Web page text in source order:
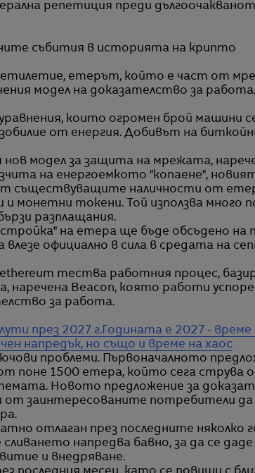
репетиция преди
събития в историята на крипто
етерът, който е част от
модел на доказателство за работа.
които огромен брой машини
от енергия. Добивът на
нов модел за защита на мрежата,
на енергоемкото "копаене",
съществуващите наличности от
монетни токени. Той използва много
разплащания.
на етера ще бъде обсъдено на
официално в сила в средата на
тества работния процес,
наречена Beacon, която работи
за работа.
през 2027 г.Годината е 2027 - време
напредък, но също и време на хаос
проблеми. Първоначалното
поне 1500 етера, който сега струва
Новото предложение за
от заинтересованите потребители
отлаган през последните няколко
напредва бавно, за да се даде
и внедряване.